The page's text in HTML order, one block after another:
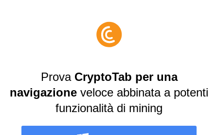
Prova CryptoTab per una
navigazione veloce abbinata a potenti
funzionalità di mining